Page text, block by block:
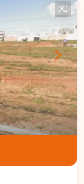
Dispõe
armários,
oferece
aos
mais